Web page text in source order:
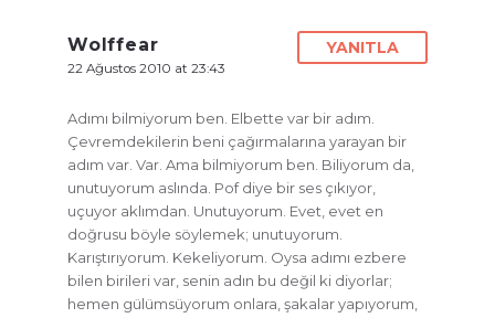
Wolffear
22 Ağustos 2010 at 23:43
YANITLA
Adımı bilmiyorum ben. Elbette var bir adım.
Çevremdekilerin beni çağırmalarına yarayan bir
adım var. Var. Ama bilmiyorum ben. Biliyorum da,
unutuyorum aslında. Pof diye bir ses çıkıyor,
uçuyor aklımdan. Unutuyorum. Evet, evet en
doğrusu böyle söylemek; unutuyorum.
Karıştırıyorum. Kekeliyorum. Oysa adımı ezbere
bilen birileri var, senin adın bu değil ki diyorlar;
hemen gülümsüyorum onlara, şakalar yapıyorum,